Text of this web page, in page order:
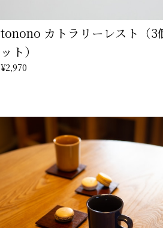
tonono カトラリーレスト（3
ット）
¥2,970